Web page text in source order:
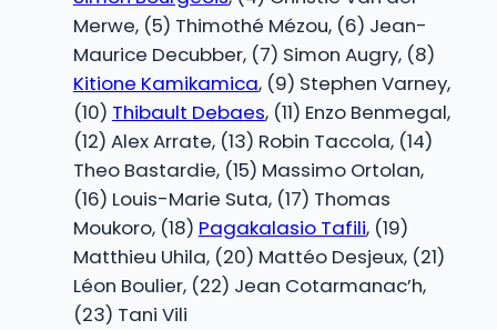
Merwe, (5) Thimothé Mézou, (6) Jean-
Maurice Decubber, (7) Simon Augry, (8)
Kitione Kamikamica, (9) Stephen Varney,
(10) Thibault Debaes, (11) Enzo Benmegal,
(12) Alex Arrate, (13) Robin Taccola, (14)
Theo Bastardie, (15) Massimo Ortolan,
(16) Louis-Marie Suta, (17) Thomas
Moukoro, (18) Pagakalasio Tafili, (19)
Matthieu Uhila, (20) Mattéo Desjeux, (21)
Léon Boulier, (22) Jean Cotarmanac’h,
(23) Tani Vili